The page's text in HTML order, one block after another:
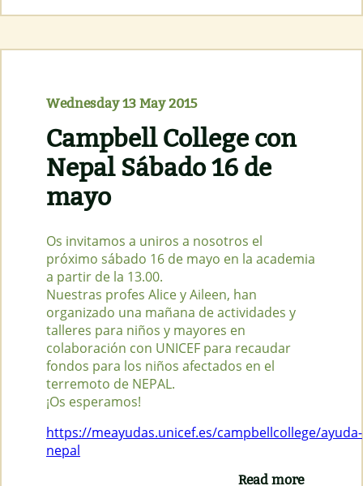
gratuitos
Wednesday 13 May 2015
Campbell College con
Nepal Sábado 16 de
mayo
Os invitamos a uniros a nosotros el
próximo sábado 16 de mayo en la academia
a partir de la 13.00.
Nuestras profes Alice y Aileen, han
organizado una mañana de actividades y
talleres para niños y mayores en
colaboración con UNICEF para recaudar
fondos para los niños afectados en el
terremoto de NEPAL.
¡Os esperamos!
https://meayudas.unicef.es/campbellcollege/ayuda-
nepal
Read moreabout